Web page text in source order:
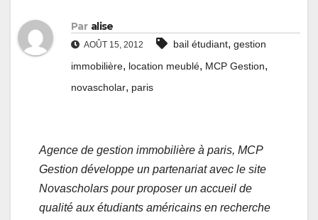
Par alise
AOÛT 15, 2012 bail étudiant, gestion
immobilière, location meublé, MCP Gestion,
novascholar, paris
Agence de gestion immobilière à paris, MCP
Gestion développe un partenariat avec le site
Novascholars pour proposer un accueil de
qualité aux étudiants américains en recherche